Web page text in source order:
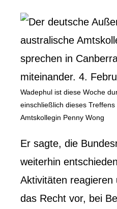
Wadephul ist diese Woche
einschließlich dieses
Amtskollegin Penny Wong
Er sagte, die
weiterhin
Aktivitäten reagieren
das Recht vor, bei